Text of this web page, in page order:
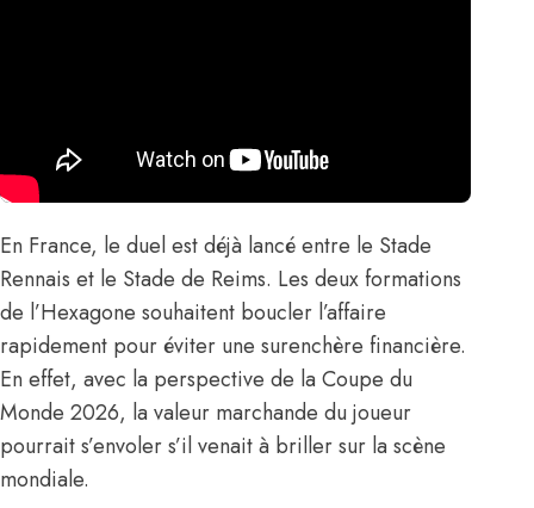
En France, le duel est déjà lancé entre le Stade
Rennais et le Stade de Reims. Les deux formations
de l’Hexagone souhaitent boucler l’affaire
rapidement pour éviter une surenchère financière.
En effet, avec la perspective de la Coupe du
Monde 2026, la valeur marchande du joueur
pourrait s’envoler s’il venait à briller sur la scène
mondiale.